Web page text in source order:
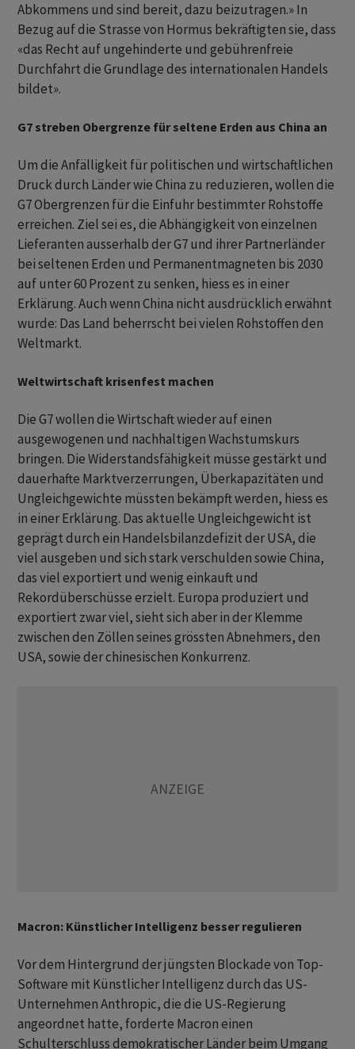
Abkommens und sind bereit, dazu beizutragen.» In
Bezug auf die Strasse von Hormus bekräftigten sie, dass
«das Recht auf ungehinderte und gebührenfreie
Durchfahrt die Grundlage des internationalen Handels
bildet».
G7 streben Obergrenze für seltene Erden aus China an
Um die Anfälligkeit für politischen und wirtschaftlichen
Druck durch Länder wie China zu reduzieren, wollen die
G7 Obergrenzen für die Einfuhr bestimmter Rohstoffe
erreichen. Ziel sei es, die Abhängigkeit von einzelnen
Lieferanten ausserhalb der G7 und ihrer Partnerländer
bei seltenen Erden und Permanentmagneten bis 2030
auf unter 60 Prozent zu senken, hiess es in einer
Erklärung. Auch wenn China nicht ausdrücklich erwähnt
wurde: Das Land beherrscht bei vielen Rohstoffen den
Weltmarkt.
Weltwirtschaft krisenfest machen
Die G7 wollen die Wirtschaft wieder auf einen
ausgewogenen und nachhaltigen Wachstumskurs
bringen. Die Widerstandsfähigkeit müsse gestärkt und
dauerhafte Marktverzerrungen, Überkapazitäten und
Ungleichgewichte müssten bekämpft werden, hiess es
in einer Erklärung. Das aktuelle Ungleichgewicht ist
geprägt durch ein Handelsbilanzdefizit der USA, die
viel ausgeben und sich stark verschulden sowie China,
das viel exportiert und wenig einkauft und
Rekordüberschüsse erzielt. Europa produziert und
exportiert zwar viel, sieht sich aber in der Klemme
zwischen den Zöllen seines grössten Abnehmers, den
USA, sowie der chinesischen Konkurrenz.
Macron: Künstlicher Intelligenz besser regulieren
Vor dem Hintergrund der jüngsten Blockade von Top-
Software mit Künstlicher Intelligenz durch das US-
Unternehmen Anthropic, die die US-Regierung
angeordnet hatte, forderte Macron einen
Schulterschluss demokratischer Länder beim Umgang